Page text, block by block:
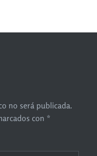
no será publicada.
con *